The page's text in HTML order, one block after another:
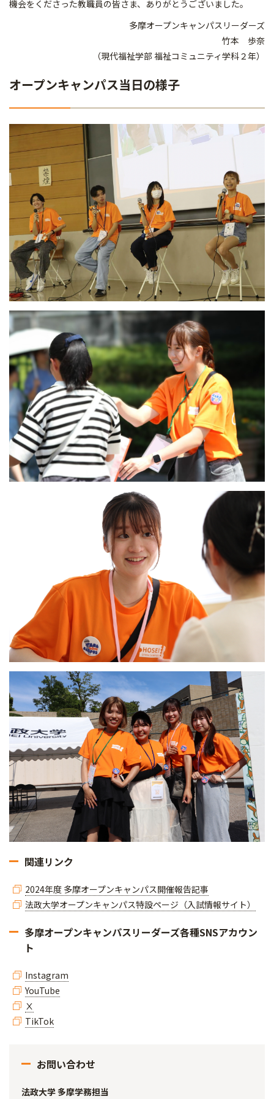
機会をくださった教職員の皆さま、ありがとうございました。
多摩オープンキャンパスリーダーズ
竹本 歩奈
（現代福祉学部 福祉コミュニティ学科２年）
オープンキャンパス当日の様子
関連リンク
2024年度 多摩オープンキャンパス開催報告記事
法政大学オープンキャンパス特設ページ（入試情報サイト）
多摩オープンキャンパスリーダーズ各種SNSアカウン
ト
Instagram
YouTube
Ⅹ
TikTok
お問い合わせ
法政大学 多摩学務担当